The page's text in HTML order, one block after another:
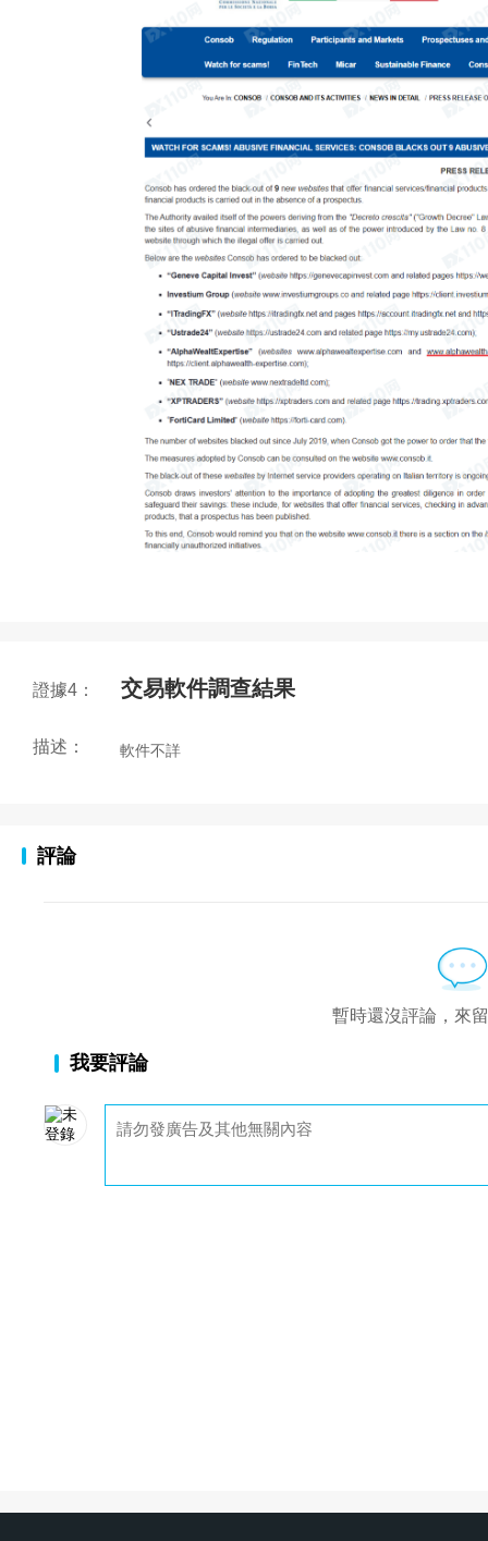
證據4： 交易軟件調查結果
描述： 軟件不詳
評論
暫時還沒評論，來
我要評論